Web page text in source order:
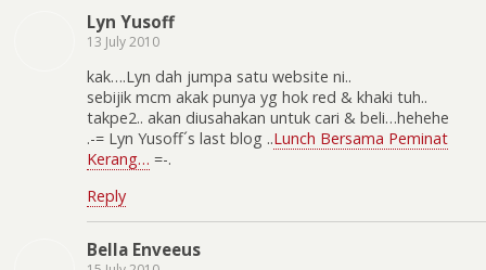
Lyn Yusoff
13 July 2010
kak….Lyn dah jumpa satu website ni..
sebijik mcm akak punya yg hok red & khaki tuh..
takpe2.. akan diusahakan untuk cari & beli…hehehe
.-= Lyn Yusoff´s last blog ..Lunch Bersama Peminat
Kerang… =-.
Reply
Bella Enveeus